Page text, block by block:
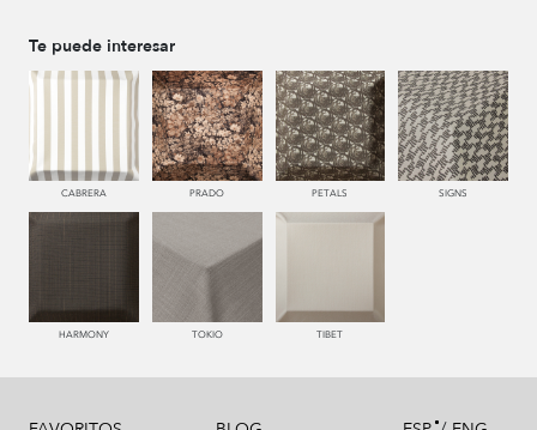
Te puede interesar
CABRERA PRADO PETALS SIGNS
HARMONY TOKIO TIBET